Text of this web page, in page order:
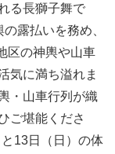
る長獅子舞で
露払いを務め、
区の神輿や山車
気に満ち溢れま
・山車行列が織
ご堪能くださ
13日（日）の体